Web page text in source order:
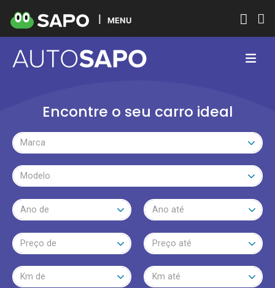
MENU
Encontre o seu carro ideal
Marca
Modelo
Ano de Ano até
Preço de Preço até
Km de Km até